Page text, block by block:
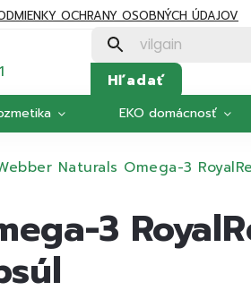
OCHRANY OSOBNÝCH ÚDAJOV
Hľadať
EKO domácnosť
Naturals Omega-3
3